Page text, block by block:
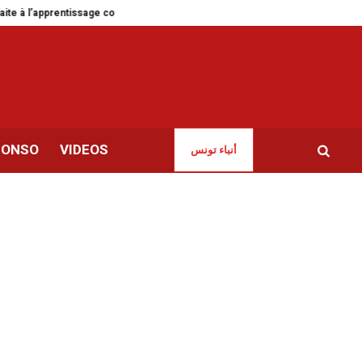
collectif Djerba célèbre le couscous comme expression de
VIDEOS أنباء تونس